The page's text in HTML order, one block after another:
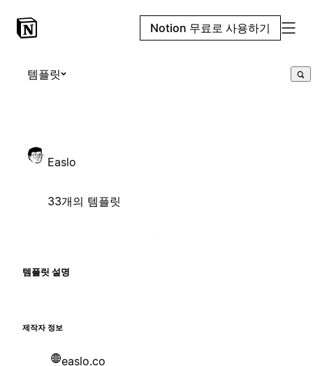
Notion 무료로 사용하기
템플릿
Easlo
33개의 템플릿
템플릿 설명
제작자 정보
easlo.co